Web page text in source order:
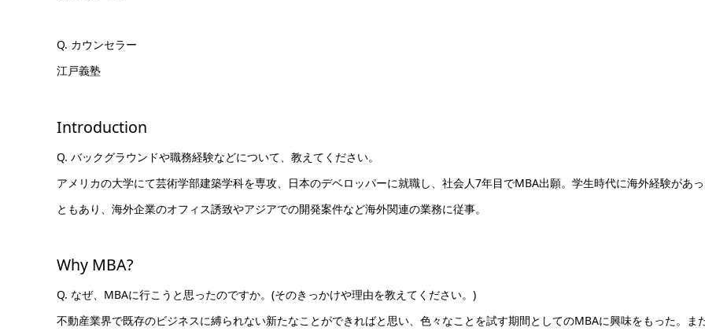
Q. カウンセラー
江戸義塾
Introduction
Q. バックグラウンドや職務経験などについて、教えてください。
アメリカの大学にて芸術学部建築学科を専攻、日本のデベロッパーに就職し、社会人7年目でMBA出願。学生時代に海外経験があっ
ともあり、海外企業のオフィス誘致やアジアでの開発案件など海外関連の業務に従事。
Why MBA?
Q. なぜ、MBAに行こうと思ったのですか。(そのきっかけや理由を教えてください。)
不動産業界で既存のビジネスに縛られない新たなことができればと思い、色々なことを試す期間としてのMBAに興味をもった。ま